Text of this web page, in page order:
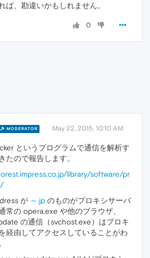
ば、勘違いかもしれません。
0
MODERATOR May 22, 2015, 10:10 AM
というプログラムで通信を解析す
たので報告します。
library/software/pr
が ～.jp のものがプロキシサーバ
常の opera.exe や他のブラウザ、
の通信（svchost.exe）はプロキ
経由してアクセスしていることがわ